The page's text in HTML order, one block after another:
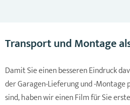
Transport und Montage
Damit Sie einen besseren Eindruck
der Garagen-Lieferung und -Montage
sind, haben wir einen Film für Sie